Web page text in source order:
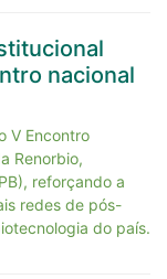
nacional
V Encontro
Renorbio,
reforçando a
redes de pós-
do país.